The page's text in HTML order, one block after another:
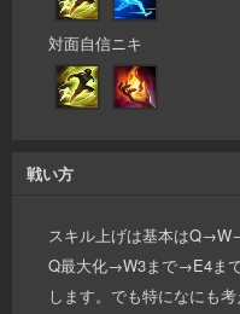
対面自信ニキ
戦い方
スキル上げは基本は
Q最大化→W3まで→E4ま
します。でも特になにも